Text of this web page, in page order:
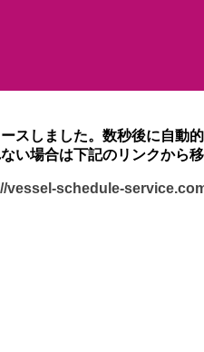
スしました。数秒後に自動
い場合は下記のリンクから移
vessel-schedule-